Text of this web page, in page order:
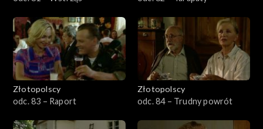
Złotopolscy
odc. 83 – Raport
Złotopolscy
odc. 84 – Trudny powrót